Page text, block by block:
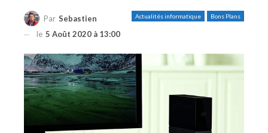
Actualités informatique Bons Plans
Par Sebastien
le 5 Août 2020 à 13:00